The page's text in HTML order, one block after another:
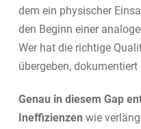
dem ein physischer
den Beginn einer
Wer hat die richtige
übergeben,
Genau in diesem Gap
Ineffizienzen wie